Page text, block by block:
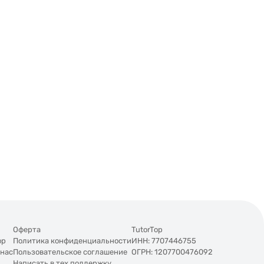
Оферта
Политика конфиденциальности
Пользовательское соглашение
TutorTop
ИНН: 7707446755
ОГРН: 1207700476092